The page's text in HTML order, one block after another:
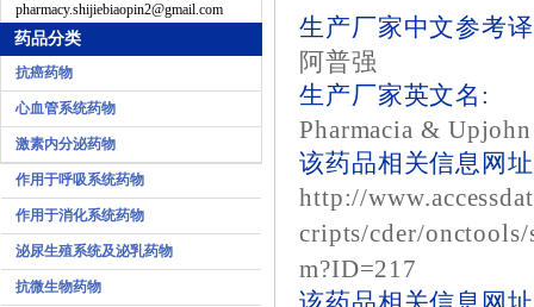
pharmacy.shijiebiaopin2@gmail.com
药品分类
抗癌药物
心血管系统药物
激素内分泌药物
作用于呼吸系统药物
作用于消化系统药物
泌尿生殖系统及泌乳药物
抗微生物药物
生产厂家中文参考
阿普强
生产厂家英文名:
Pharmacia &
该药品相关信息网
http://
cripts/cder/onctools/
m?ID=217